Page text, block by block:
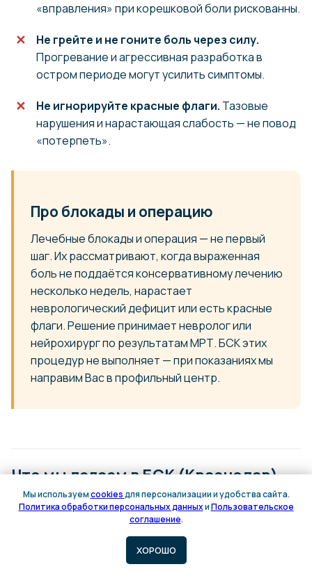
«вправления» при корешковой боли рискованны.
Не грейте и не гоните боль через силу.
Прогревание и агрессивная разработка в
остром периоде могут усилить симптомы.
Не игнорируйте красные флаги. Тазовые
нарушения и нарастающая слабость — не повод
«потерпеть».
Про блокады и операцию
Лечебные блокады и операция — не первый
шаг. Их рассматривают, когда выраженная
боль не поддаётся консервативному лечению
несколько недель, нарастает
неврологический дефицит или есть красные
флаги. Решение принимает невролог или
нейрохирург по результатам МРТ. БСК этих
процедур не выполняет — при показаниях мы
направим Вас в профильный центр.
Что мы делаем в БСК (Краснодар)
Мы используемcookiesдля персонализации и удобства сайта.
Политика обработки персональных данныхиПользовательское
соглашение.
ХОРОШО
Онлайн
Онлайн